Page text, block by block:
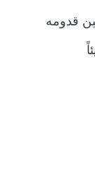
قدومه